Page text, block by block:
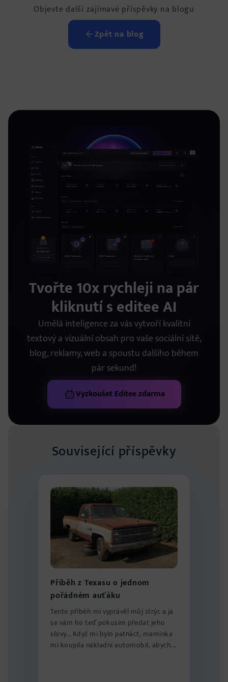
Objevte další zajímavé příspěvky na blogu
Zpět na blog
Tvořte 10x rychleji na pár
kliknutí s editee AI
Umělá inteligence za vás vytvoří kvalitní
textový a vizuální obsah pro vaše sociální sítě,
blog, reklamy, web a spoustu dalšího během
pár sekund!
Vyzkoušet Editee zdarma
Související příspěvky
Příběh z Texasu o jednom
pořádném auťáku
Tento příběh mi vyprávěl můj strýc a já
se vám ho teď pokusím předat jeho
slovy... Když mi bylo patnáct, maminka
mi koupila nákladní automobil, abych...